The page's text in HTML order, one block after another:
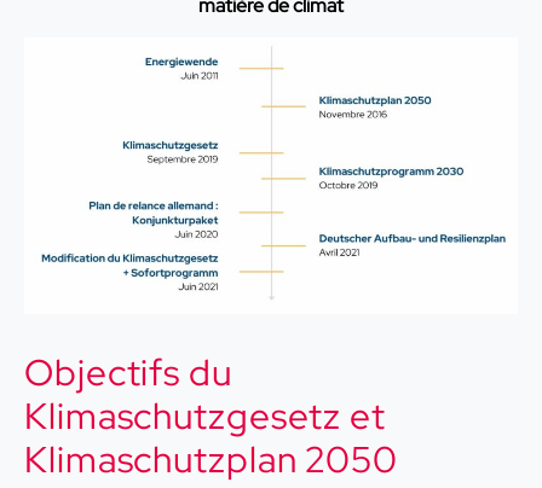
matière de climat
Objectifs du
Klimaschutzgesetz et
Klimaschutzplan 2050